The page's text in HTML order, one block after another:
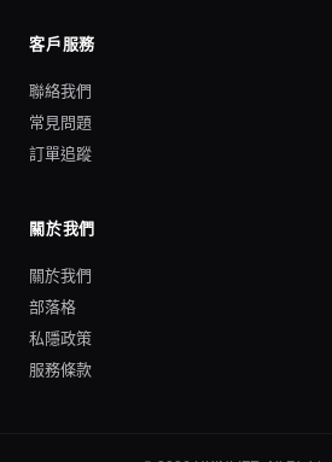
客戶服務
聯絡我們
常見問題
訂單追蹤
關於我們
關於我們
部落格
私隱政策
服務條款